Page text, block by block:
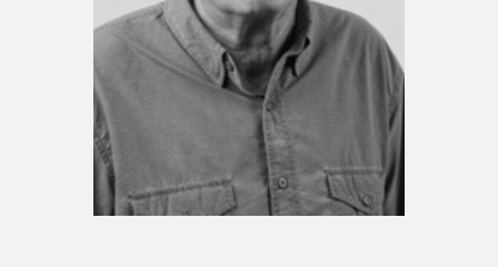
Espace médias